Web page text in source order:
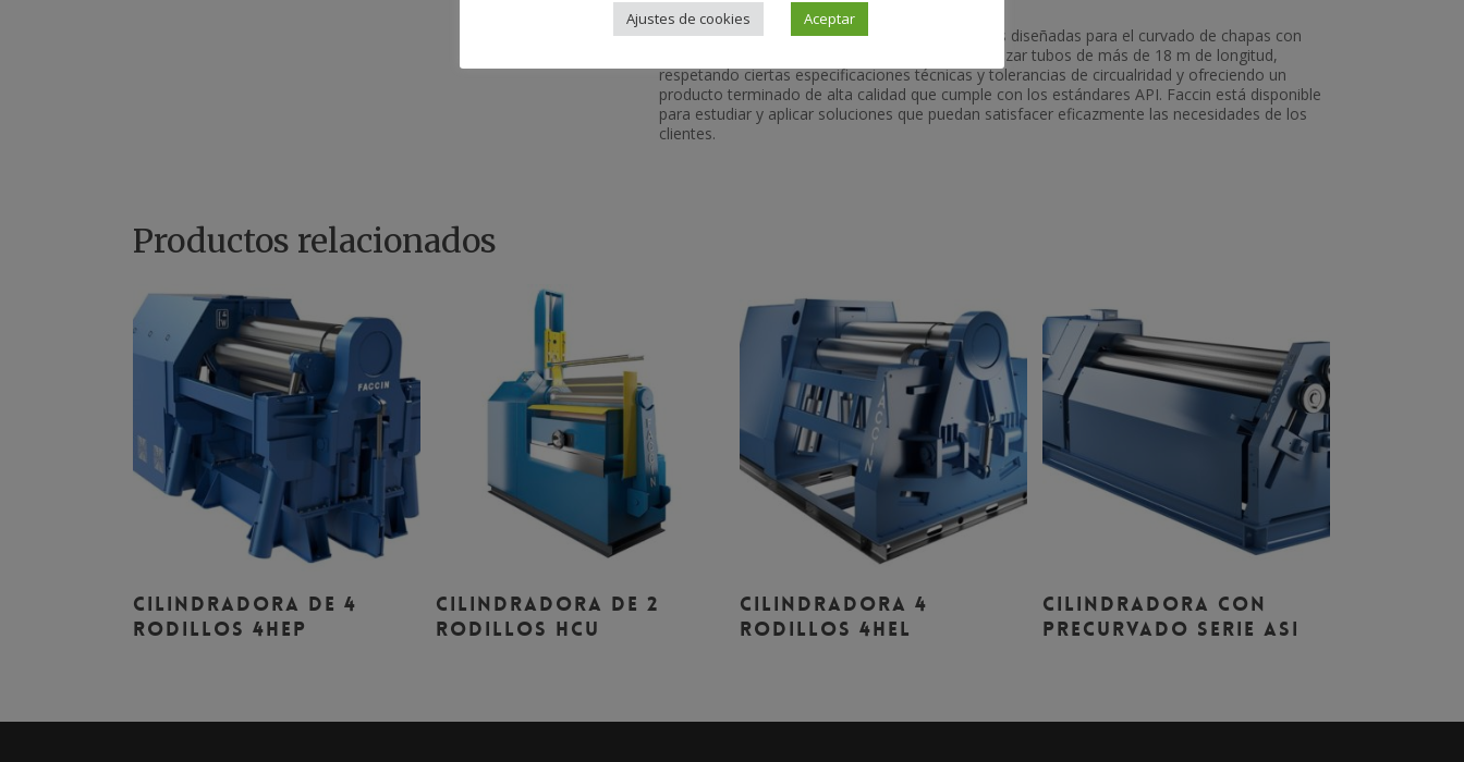
Las cilindradoras HAV-2P son cilindradoras largas diseñadas para el curvado de chapas con
espesores máximos de 45 mm, ideales para realizar tubos de más de 18 m de longitud,
respetando ciertas especificaciones técnicas y tolerancias de circualridad y ofreciendo un
producto terminado de alta calidad que cumple con los estándares API. Faccin está disponible
para estudiar y aplicar soluciones que puedan satisfacer eficazmente las necesidades de los
clientes.
Productos relacionados
Leer Más
Cilindradora de 4
Rodillos 4HEP
Leer Más
Cilindradora de 2
Rodillos HCU
Leer Más
Cilindradora 4
Rodillos 4HEL
Leer Más
Cilindradora con
precurvado Serie ASI
Ajustes de cookies Aceptar